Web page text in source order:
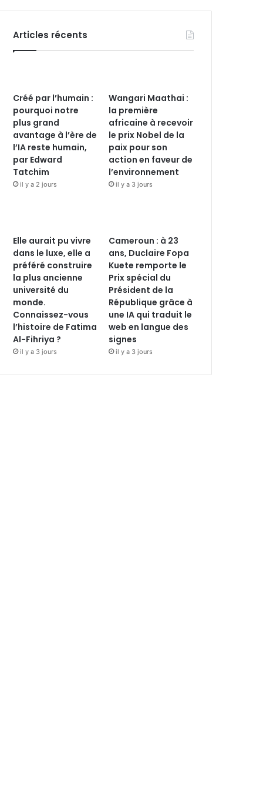
Articles récents
Créé par l’humain :
pourquoi notre
plus grand
avantage à l’ère de
l’IA reste humain,
par Edward
Tatchim
il y a 2 jours
Wangari Maathai :
la première
africaine à recevoir
le prix Nobel de la
paix pour son
action en faveur de
l’environnement
il y a 3 jours
Elle aurait pu vivre
dans le luxe, elle a
préféré construire
la plus ancienne
université du
monde.
Connaissez-vous
l’histoire de Fatima
Al-Fihriya ?
il y a 3 jours
Cameroun : à 23
ans, Duclaire Fopa
Kuete remporte le
Prix spécial du
Président de la
République grâce à
une IA qui traduit le
web en langue des
signes
il y a 3 jours